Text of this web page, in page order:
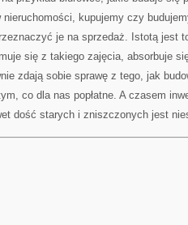
kupujemy czy
je na sprzedaż. Istotą jest
się z takiego zajęcia, absorbuje
zdają sobie sprawę z tego, jak
co dla nas popłatne. A czasem
dość starych i zniszczonych jest